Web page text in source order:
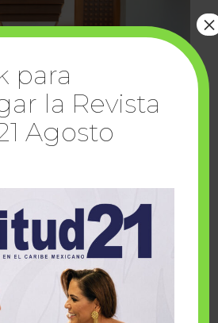
inspira; cumplen
y Make-A-Wish
para
la Revista
Agosto
×